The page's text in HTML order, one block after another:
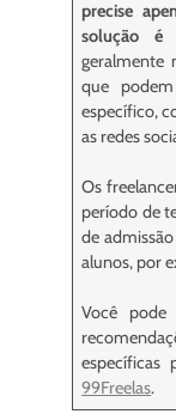
precise
solução é
geralmente
que
específico,
as redes
Os
período de
de
alunos, por
Você pode
específicas
99Freelas.